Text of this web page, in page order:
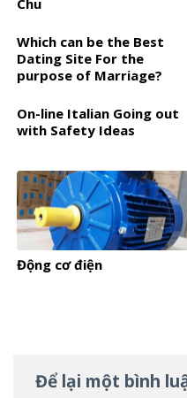
Which can be the Best
Dating Site For the
purpose of Marriage?
On-line Italian Going out
with Safety Ideas
Động cơ điện
Để lại một bình